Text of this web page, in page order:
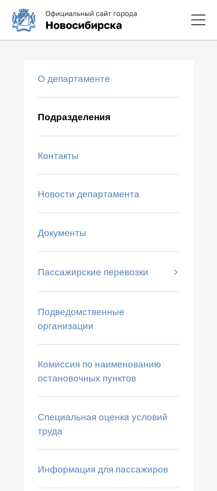
О департаменте
Подразделения
Контакты
Новости департамента
Документы
Пассажирские перевозки
Подведомственные
организации
Комиссия по наименованию
остановочных пунктов
Специальная оценка условий
труда
Информация для пассажиров